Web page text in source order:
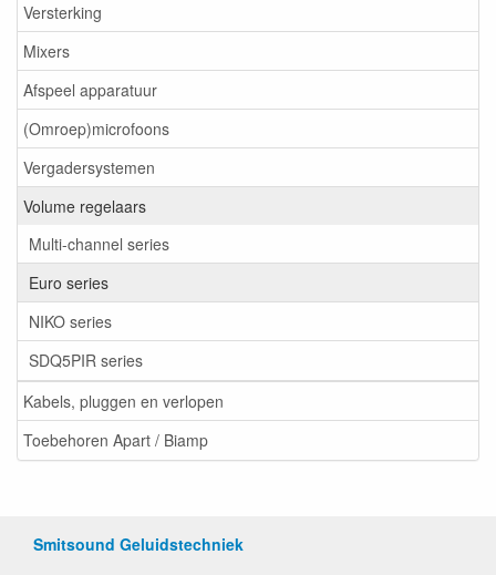
Versterking
Mixers
Afspeel apparatuur
(Omroep)microfoons
Vergadersystemen
Volume regelaars
Multi-channel series
Euro series
NIKO series
SDQ5PIR series
Kabels, pluggen en verlopen
Toebehoren Apart / Biamp
Smitsound Geluidstechniek